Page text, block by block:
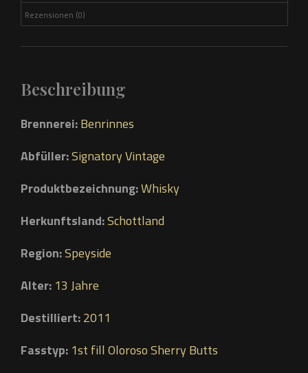
Rezensionen (0)
Beschreibung
Brennerei:Benrinnes
Abfüller:Signatory Vintage
Produktbezeichnung:Whisky
Herkunftsland:Schottland
Region:Speyside
Alter: 13 Jahre
Destilliert:2011
Fasstyp: 1st fill Oloroso Sherry Butts